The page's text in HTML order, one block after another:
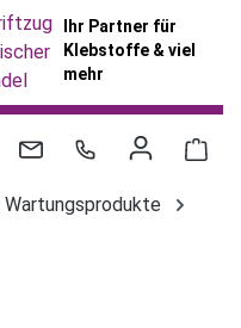
Ihr Partner für
Klebstoffe & viel
mehr